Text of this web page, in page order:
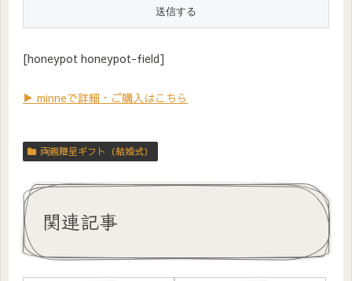
[honeypot honeypot-field]
▶ minneで詳細・ご購入はこちら
両親贈呈ギフト（結婚式）
関連記事